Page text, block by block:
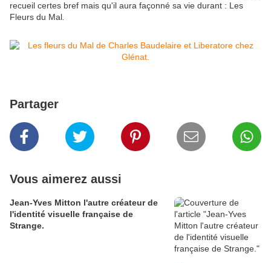
recueil certes bref mais qu'il aura façonné sa vie durant : Les
Fleurs du Mal
Partager
Vous aimerez aussi
Jean-Yves Mitton l'autre créateur de
l'identité visuelle française de
Strange.